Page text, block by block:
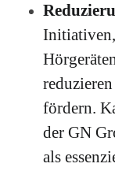
fördern.
der GN
als